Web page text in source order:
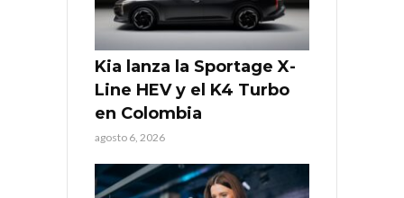
Kia lanza la Sportage X-
Line HEV y el K4 Turbo
en Colombia
agosto 6, 2026